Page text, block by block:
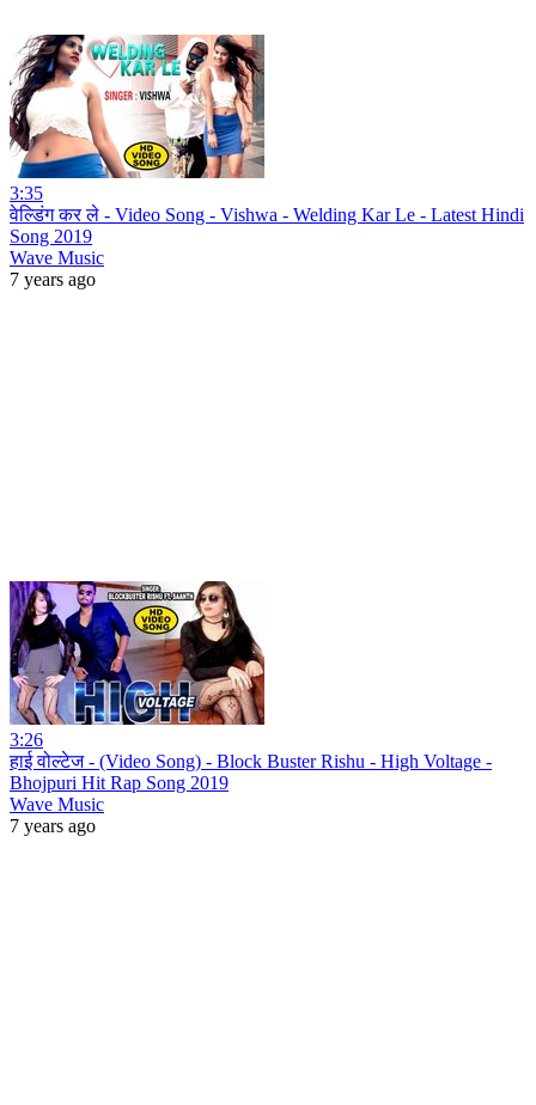
3:35
वेल्डिंग कर ले - Video Song - Vishwa - Welding Kar Le - Latest Hindi
Song 2019
Wave Music
7 years ago
3:26
हाई वोल्टेज - (Video Song) - Block Buster Rishu - High Voltage -
Bhojpuri Hit Rap Song 2019
Wave Music
7 years ago